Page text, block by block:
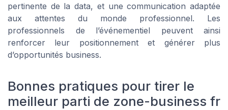
pertinente de la data, et une communication adaptée
aux attentes du monde professionnel. Les
professionnels de l’événementiel peuvent ainsi
renforcer leur positionnement et générer plus
d’opportunités business.
Bonnes pratiques pour tirer le
meilleur parti de zone-business fr